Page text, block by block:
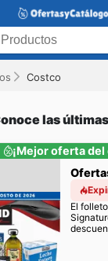
Costco
las
¡Mejor oferta del
El